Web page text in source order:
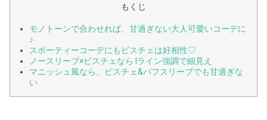
もくじ
モノトーンで合わせれば、甘過ぎない大人可愛いコーデに
♪
スポーティーコーデにもビスチェは好相性♡
ノースリーブ×ビスチェなら Iライン強調で細見え
マニッシュ風なら、ビスチェ&パフスリーブでも甘過ぎな
い